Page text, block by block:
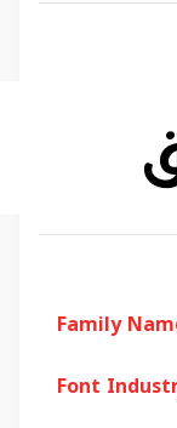
Family
Font